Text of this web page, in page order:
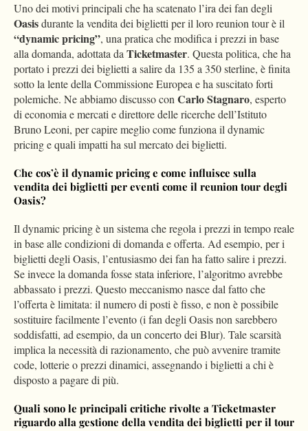
Uno dei motivi principali che ha scatenato l’ira dei fan degli
Oasisdurante la vendita dei biglietti per il loro reunion tour è il
“dynamic pricing”, una pratica che modifica i prezzi in base
alla domanda, adottata daTicketmaster. Questa politica, che ha
portato i prezzi dei biglietti a salire da 135 a 350 sterline, è finita
sotto la lente della Commissione Europea e ha suscitato forti
polemiche. Ne abbiamo discusso conCarlo Stagnaro, esperto
di economia e mercati e direttore delle ricerche dell’Istituto
Bruno Leoni, per capire meglio come funziona il dynamic
pricing e quali impatti ha sul mercato dei biglietti.
Che cos’è il dynamic pricing e come influisce sulla
vendita dei biglietti per eventi come il reunion tour degli
Oasis?
Il dynamic pricing è un sistema che regola i prezzi in tempo reale
in base alle condizioni di domanda e offerta. Ad esempio, per i
biglietti degli Oasis, l’entusiasmo dei fan ha fatto salire i prezzi.
Se invece la domanda fosse stata inferiore, l’algoritmo avrebbe
abbassato i prezzi. Questo meccanismo nasce dal fatto che
l’offerta è limitata: il numero di posti è fisso, e non è possibile
sostituire facilmente l’evento (i fan degli Oasis non sarebbero
soddisfatti, ad esempio, da un concerto dei Blur). Tale scarsità
implica la necessità di razionamento, che può avvenire tramite
code, lotterie o prezzi dinamici, assegnando i biglietti a chi è
disposto a pagare di più.
Quali sono le principali critiche rivolte a Ticketmaster
riguardo alla gestione della vendita dei biglietti per il tour